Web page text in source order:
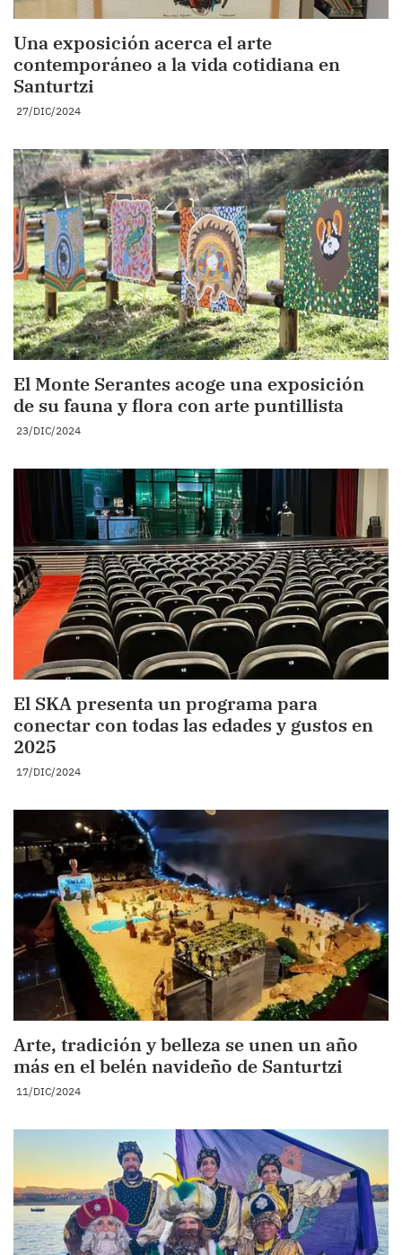
Una exposición acerca el arte
contemporáneo a la vida cotidiana en
Santurtzi
27/DIC/2024
El Monte Serantes acoge una exposición
de su fauna y flora con arte puntillista
23/DIC/2024
El SKA presenta un programa para
conectar con todas las edades y gustos en
2025
17/DIC/2024
Arte, tradición y belleza se unen un año
más en el belén navideño de Santurtzi
11/DIC/2024